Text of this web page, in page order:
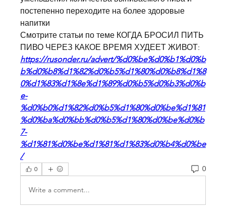
постепенно переходите на более здоровые
напитки
Смотрите статьи по теме КОГДА БРОСИЛ ПИТЬ
ПИВО ЧЕРЕЗ КАКОЕ ВРЕМЯ ХУДЕЕТ ЖИВОТ:
https://rusonder.ru/advert/%d0%be%d0%b1%d0%b
b%d0%b8%d1%82%d0%b5%d1%80%d0%b8%d1%8
0%d1%83%d1%8e%d1%89%d0%b5%d0%b3%d0%b
e-
%d0%b0%d1%82%d0%b5%d1%80%d0%be%d1%81
%d0%ba%d0%bb%d0%b5%d1%80%d0%be%d0%b
7-
%d1%81%d0%be%d1%81%d1%83%d0%b4%d0%be
/
0 0
Write a comment...